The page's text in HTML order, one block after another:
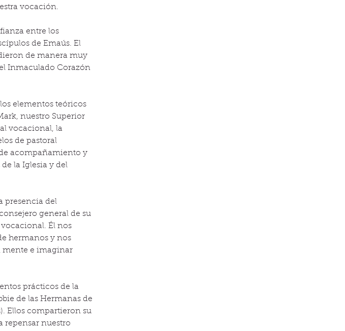
vocación.
entre los
de Emaús. El
de manera muy
Inmaculado Corazón
elementos teóricos
nuestro Superior
vocacional, la
de pastoral
acompañamiento y
la Iglesia y del
presencia del
general de su
Él nos
hermanos y nos
mente e imaginar
prácticos de la
de las Hermanas de
Ellos compartieron su
repensar nuestro